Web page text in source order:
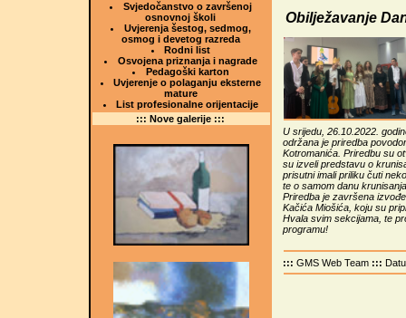
Svjedočanstvo o završenoj
osnovnoj školi
Uvjerenja šestog, sedmog,
osmog i devetog razreda
Rodni list
Osvojena priznanja i nagrade
Pedagoški karton
Uvjerenje o polaganju eksterne
mature
List profesionalne orijentacije
::: Nove galerije :::
Obilježavanje
U srijedu, 26.10.2022.
održana je priredba
Kotromanića. Priredbu su
su izveli predstavu o
prisutni imali priliku čuti
te o samom danu
Priredba je završena
Kačića Miošića, koju su
Hvala svim sekcijama, te
programu!
:::GMS Web Team :::